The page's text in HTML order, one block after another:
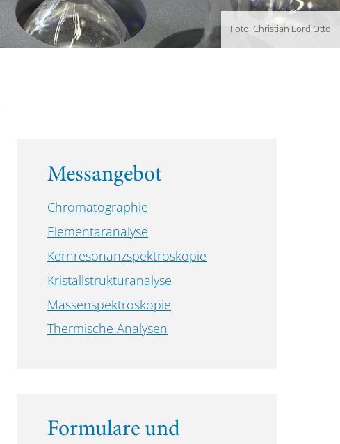
Foto: Christian Lord Otto
Messangebot
Chromatographie
Elementaranalyse
Kernresonanzspektroskopie
Kristallstrukturanalyse
Massenspektroskopie
Thermische Analysen
Formulare und